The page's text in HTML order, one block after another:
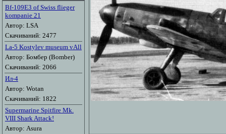
Bf-109E3 of Swiss flieger
kompanie 21
Автор: LSA
Скачиваний: 2477
La-5 Kostylev museum vAll
Автор: Бомбер (Bomber)
Скачиваний: 2066
Ил-4
Автор: Wotan
Скачиваний: 1822
Supermarine Spitfire Mk.
VIII Shark Attack!
Автор: Asura